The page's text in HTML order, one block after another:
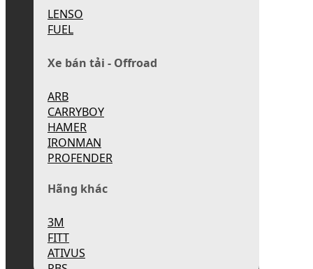
LENSO
FUEL
Xe bán tải - Offroad
ARB
CARRYBOY
HAMER
IRONMAN
PROFENDER
Hãng khác
3M
FITT
ATIVUS